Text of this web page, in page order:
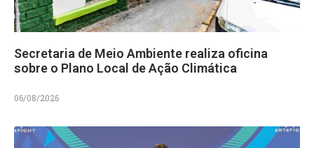
Secretaria de Meio Ambiente realiza oficina
sobre o Plano Local de Ação Climática
06/08/2026